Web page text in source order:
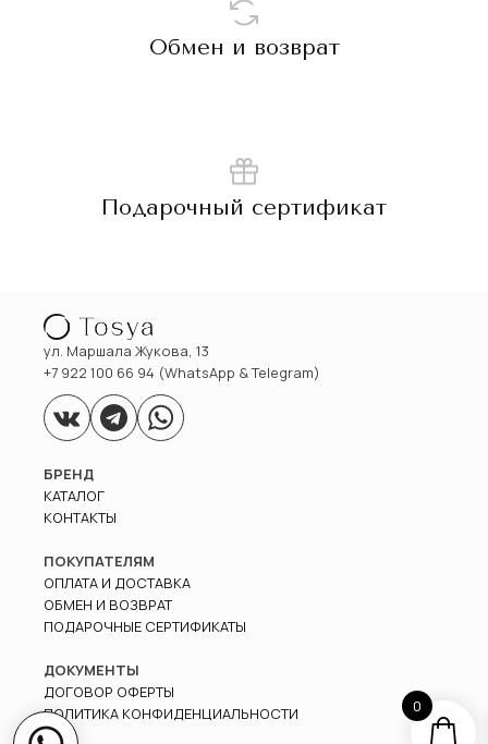
Обмен и возврат
Подарочный сертификат
ул. Маршала Жукова, 13
+7 922 100 66 94 (WhatsApp & Telegram)
БРЕНД
КАТАЛОГ
КОНТАКТЫ
ПОКУПАТЕЛЯМ
ОПЛАТА И ДОСТАВКА
ОБМЕН И ВОЗВРАТ
ПОДАРОЧНЫЕ СЕРТИФИКАТЫ
ДОКУМЕНТЫ
ДОГОВОР ОФЕРТЫ
ПОЛИТИКА КОНФИДЕНЦИАЛЬНОСТИ
0